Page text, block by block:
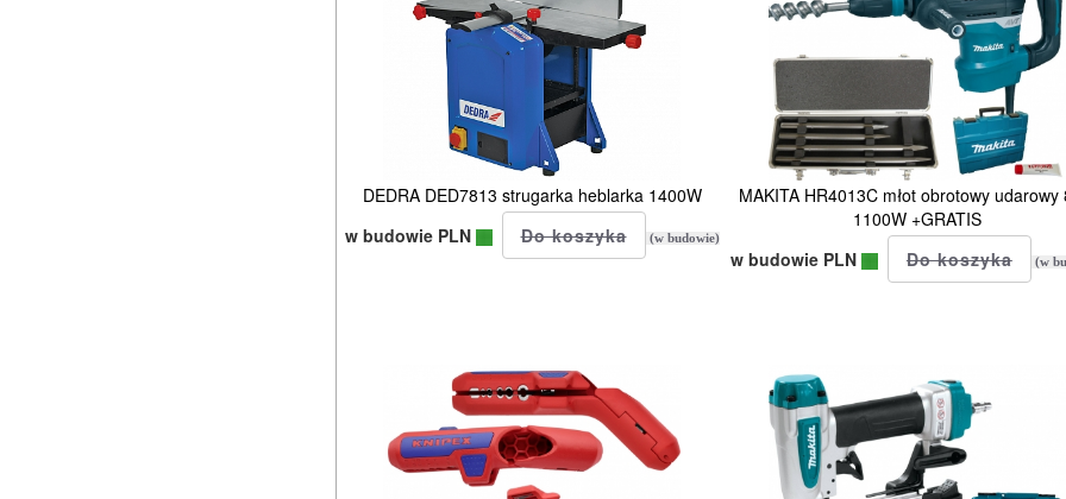
DEDRA DED7813 strugarka heblarka 1400W
w budowie PLN
(w budowie)
MAKITA HR4013C młot obrotowy udarowy
1100W +GRATIS
w budowie PLN
(w